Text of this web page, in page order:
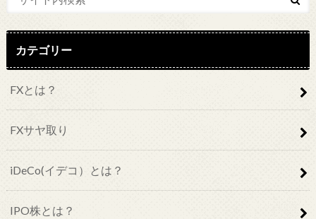
カテゴリー
FXとは？
FXサヤ取り
iDeCo(イデコ）とは？
IPO株とは？